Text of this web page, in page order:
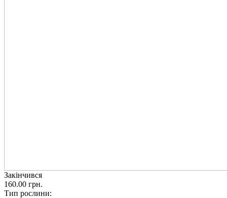
Закінчився
160.00 грн.
Тип рослини: